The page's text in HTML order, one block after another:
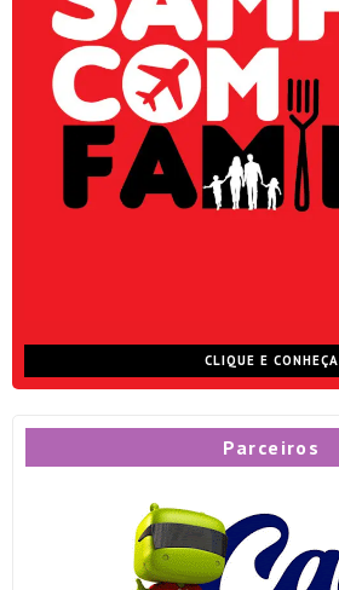
CLIQUE E CONHEÇA
Parceiros